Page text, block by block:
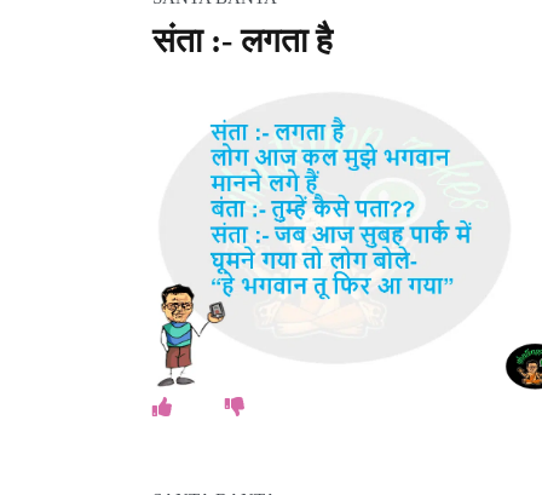
संता :- लगता है